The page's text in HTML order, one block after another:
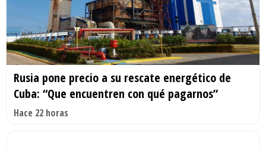
Rusia pone precio a su rescate energético de
Cuba: “Que encuentren con qué pagarnos”
Hace 22 horas